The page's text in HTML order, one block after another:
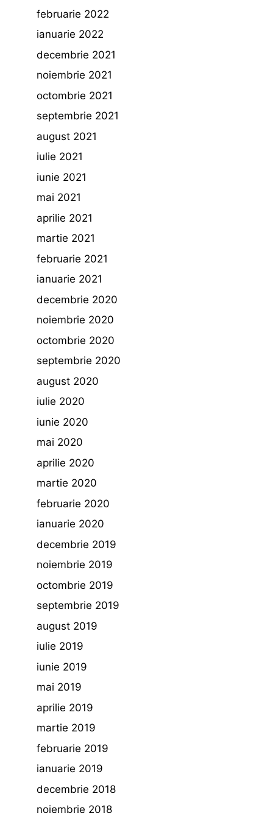
februarie 2022
ianuarie 2022
decembrie 2021
noiembrie 2021
octombrie 2021
septembrie 2021
august 2021
iulie 2021
iunie 2021
mai 2021
aprilie 2021
martie 2021
februarie 2021
ianuarie 2021
decembrie 2020
noiembrie 2020
octombrie 2020
septembrie 2020
august 2020
iulie 2020
iunie 2020
mai 2020
aprilie 2020
martie 2020
februarie 2020
ianuarie 2020
decembrie 2019
noiembrie 2019
octombrie 2019
septembrie 2019
august 2019
iulie 2019
iunie 2019
mai 2019
aprilie 2019
martie 2019
februarie 2019
ianuarie 2019
decembrie 2018
noiembrie 2018